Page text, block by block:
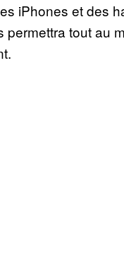
iPhones et des
permettra tout au